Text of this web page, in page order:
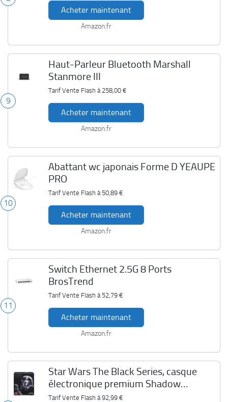
Acheter maintenant
Amazon.fr
9
Haut-Parleur Bluetooth Marshall
Stanmore III
Tarif Vente Flash à 258,00 €
Acheter maintenant
Amazon.fr
10
Abattant wc japonais Forme D YEAUPE
PRO
Tarif Vente Flash à 50,89 €
Acheter maintenant
Amazon.fr
11
Switch Ethernet 2.5G 8 Ports
BrosTrend
Tarif Vente Flash à 52,79 €
Acheter maintenant
Amazon.fr
Star Wars The Black Series, casque
électronique premium Shadow
Trooper
Tarif Vente Flash à92,99 €